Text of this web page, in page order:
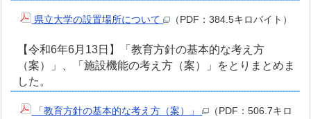
県立大学の設置場所について （PDF：384.5キロバイト）
【令和6年6月13日】「教育方針の基本的な考え方
（案）」、「施設機能の考え方（案）」をとりまとめま
した。
「教育方針の基本的な考え方（案）」
（PDF：506.7キロ